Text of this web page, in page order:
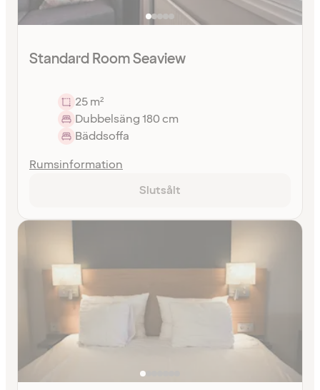
Standard Room Seaview
25 m²
Dubbelsäng 180 cm
Bäddsoffa
Rumsinformation
Slutsålt